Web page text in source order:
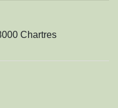
Chartres